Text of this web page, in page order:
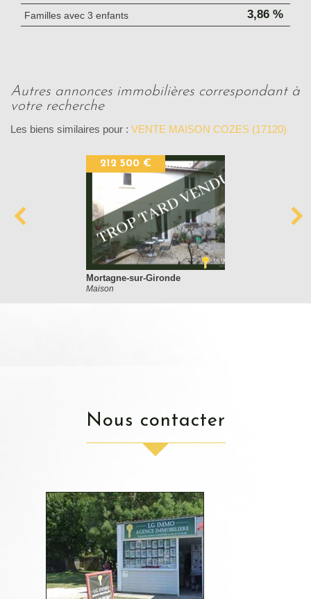
Familles avec 3 enfants 3,86 %
autres annonces immobilières correspondant à
votre recherche
Les biens similaires pour : VENTE MAISON COZES (17120)
212 500 €
Mortagne-sur-Gironde
Maison
nous contacter